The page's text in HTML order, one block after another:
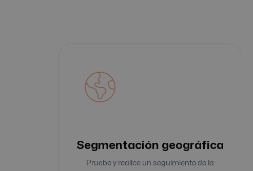
Segmentación geográfica
Pruebe y realice un seguimiento de la